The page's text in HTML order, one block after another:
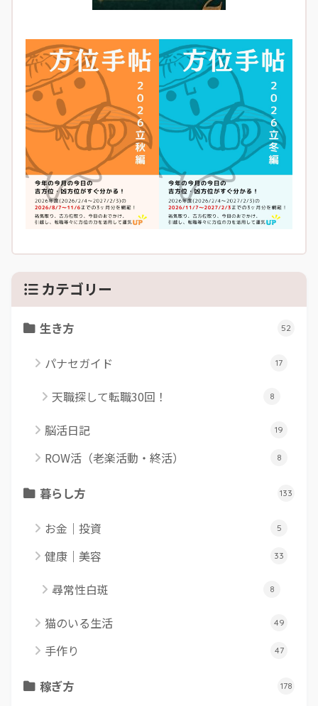
カテゴリー
生き方 52
パナセガイド 17
天職探して転職30回！ 8
脳活日記 19
ROW活（老楽活動・終活） 8
暮らし方 133
お金｜投資 5
健康｜美容 33
尋常性白斑 8
猫のいる生活 49
手作り 47
稼ぎ方 178